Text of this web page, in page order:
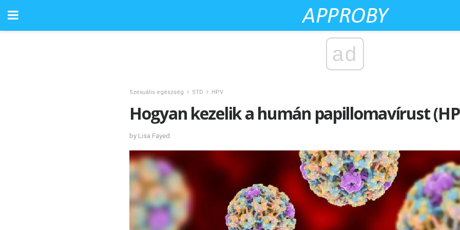
ad
Szexuális egészség STD HPV
Hogyan kezelik a humán papillomavírust
by Lisa Fayed